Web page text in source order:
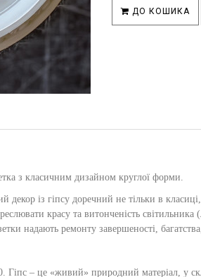
ДО КОШИКА
з класичним дизайном круглої форми.
із гіпсу доречний не тільки в
красу та витонченість
надають ремонту завершеності,
Гіпс – це «живий» природний матеріал, у